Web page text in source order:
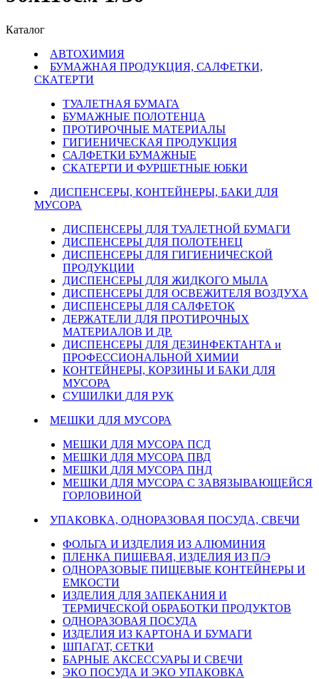
Каталог
АВТОХИМИЯ
БУМАЖНАЯ ПРОДУКЦИЯ, САЛФЕТКИ,
СКАТЕРТИ
ТУАЛЕТНАЯ БУМАГА
БУМАЖНЫЕ ПОЛОТЕНЦА
ПРОТИРОЧНЫЕ МАТЕРИАЛЫ
ГИГИЕНИЧЕСКАЯ ПРОДУКЦИЯ
САЛФЕТКИ БУМАЖНЫЕ
СКАТЕРТИ И ФУРШЕТНЫЕ ЮБКИ
ДИСПЕНСЕРЫ, КОНТЕЙНЕРЫ, БАКИ ДЛЯ
МУСОРА
ДИСПЕНСЕРЫ ДЛЯ ТУАЛЕТНОЙ БУМАГИ
ДИСПЕНСЕРЫ ДЛЯ ПОЛОТЕНЕЦ
ДИСПЕНСЕРЫ ДЛЯ ГИГИЕНИЧЕСКОЙ
ПРОДУКЦИИ
ДИСПЕНСЕРЫ ДЛЯ ЖИДКОГО МЫЛА
ДИСПЕНСЕРЫ ДЛЯ ОСВЕЖИТЕЛЯ ВОЗДУХА
ДИСПЕНСЕРЫ ДЛЯ САЛФЕТОК
ДЕРЖАТЕЛИ ДЛЯ ПРОТИРОЧНЫХ
МАТЕРИАЛОВ И ДР.
ДИСПЕНСЕРЫ ДЛЯ ДЕЗИНФЕКТАНТА и
ПРОФЕССИОНАЛЬНОЙ ХИМИИ
КОНТЕЙНЕРЫ, КОРЗИНЫ И БАКИ ДЛЯ
МУСОРА
СУШИЛКИ ДЛЯ РУК
МЕШКИ ДЛЯ МУСОРА
МЕШКИ ДЛЯ МУСОРА ПСД
МЕШКИ ДЛЯ МУСОРА ПВД
МЕШКИ ДЛЯ МУСОРА ПНД
МЕШКИ ДЛЯ МУСОРА С ЗАВЯЗЫВАЮЩЕЙСЯ
ГОРЛОВИНОЙ
УПАКОВКА, ОДНОРАЗОВАЯ ПОСУДА, СВЕЧИ
ФОЛЬГА И ИЗДЕЛИЯ ИЗ АЛЮМИНИЯ
ПЛЕНКА ПИЩЕВАЯ, ИЗДЕЛИЯ ИЗ П/Э
ОДНОРАЗОВЫЕ ПИЩЕВЫЕ КОНТЕЙНЕРЫ И
ЕМКОСТИ
ИЗДЕЛИЯ ДЛЯ ЗАПЕКАНИЯ И
ТЕРМИЧЕСКОЙ ОБРАБОТКИ ПРОДУКТОВ
ОДНОРАЗОВАЯ ПОСУДА
ИЗДЕЛИЯ ИЗ КАРТОНА И БУМАГИ
ШПАГАТ, СЕТКИ
БАРНЫЕ АКСЕССУАРЫ И СВЕЧИ
ЭКО ПОСУДА И ЭКО УПАКОВКА